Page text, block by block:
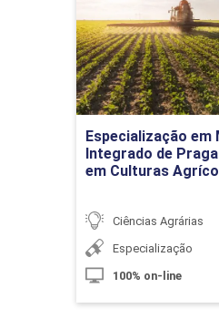
10h
Gestão Estratégica
Logística no
Especialização em
Integrado de
em Culturas
Ciências Agrárias
Especialização
100% on-line
Detalhes
Ir para